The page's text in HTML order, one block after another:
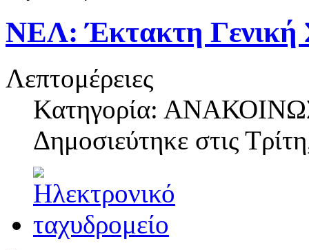
ΝΕΛ: Έκτακτη Γενική
Λεπτομέρειες
Κατηγορία:
Δημοσιεύτηκε στις